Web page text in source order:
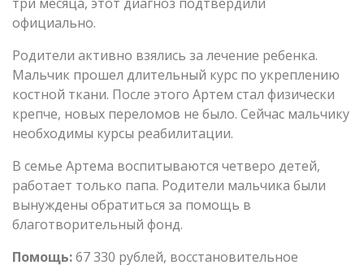
официально.
Родители активно взялись за лечение ребенка.
Мальчик прошел длительный курс по укреплению
костной ткани. После этого Артем стал физически
крепче, новых переломов не было. Сейчас мальчику
необходимы курсы реабилитации.
В семье Артема воспитываются четверо детей,
работает только папа. Родители мальчика были
вынуждены обратиться за помощь в
благотворительный фонд.
Помощь:67 330 рублей, восстановительное